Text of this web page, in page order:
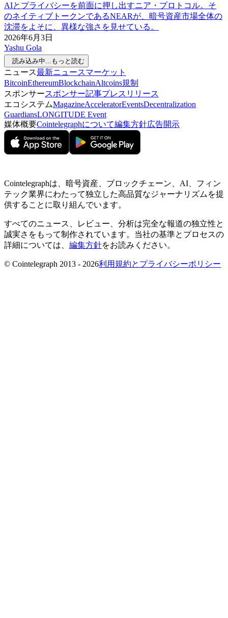
AIとプライバシーを前面に押し出すニア・プロトコル。そ
のネイティブトークンであるNEARが、暗号資産市場全体の
沈滞をよそに、異様な強さを見せている。
2026年6月3日
Yashu Gola
読み込み中... もっと読む
ニュース最新ニュースマーケット
BitcoinEthereumBlockchainAltcoins規制
スポンサースポンサー記事プレスリリース
エコシステムMagazineAcceleratorEventsDecentralization
GuardiansLONGITUDE Event
媒体概要Cointelegraphについて編集方針広告開示
Cointelegraphは、暗号資産、ブロックチェーン、AI、フィン
テック業界にわたって独立した高品質なジャーナリズムを提
供することに取り組んでいます。
すべてのニュース、レビュー、分析は完全な報道の独立性と
誠実さをもって制作されています。当社の基準とプロセスの
詳細については、 編集方針をお読みください。
© Cointelegraph 2013 - 2026利用規約とプライバシーポリシー